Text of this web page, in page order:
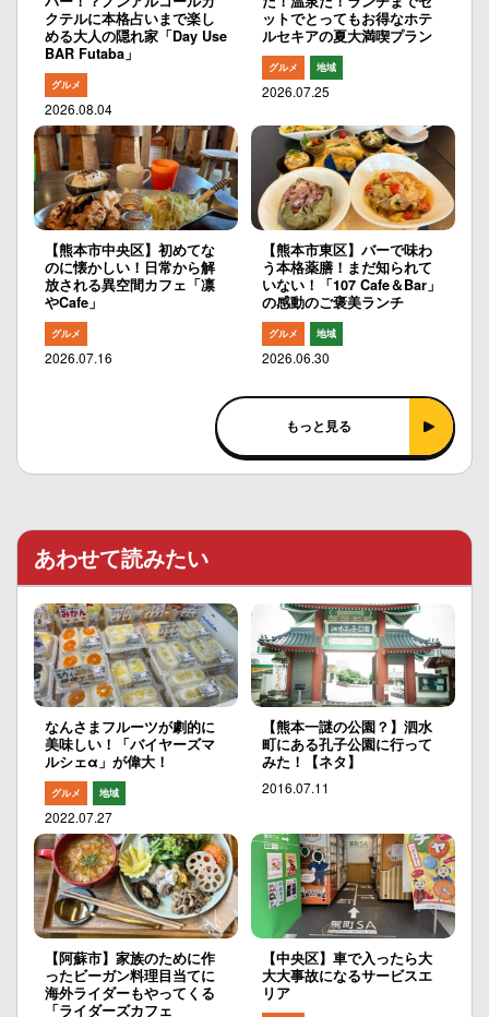
クテルに本格占いまで楽し
める大人の隠れ家「Day Use
BAR Futaba」
グルメ
2026.08.04
ットでとってもお得なホテ
ルセキアの夏大満喫プラン
グルメ 地域
2026.07.25
【熊本市中央区】初めてな
のに懐かしい！日常から解
放される異空間カフェ「凛
やCafe」
グルメ
2026.07.16
【熊本市東区】バーで味わ
う本格薬膳！まだ知られて
いない！「107 Cafe＆Bar」
の感動のご褒美ランチ
グルメ 地域
2026.06.30
もっと見る
あわせて読みたい
なんさまフルーツが劇的に
美味しい！「バイヤーズマ
ルシェα」が偉大！
グルメ 地域
2022.07.27
【熊本一謎の公園？】泗水
町にある孔子公園に行って
みた！【ネタ】
2016.07.11
【阿蘇市】家族のために作
ったビーガン料理目当てに
海外ライダーもやってくる
「ライダーズカフェ
【中央区】車で入ったら大
大大事故になるサービスエ
リア